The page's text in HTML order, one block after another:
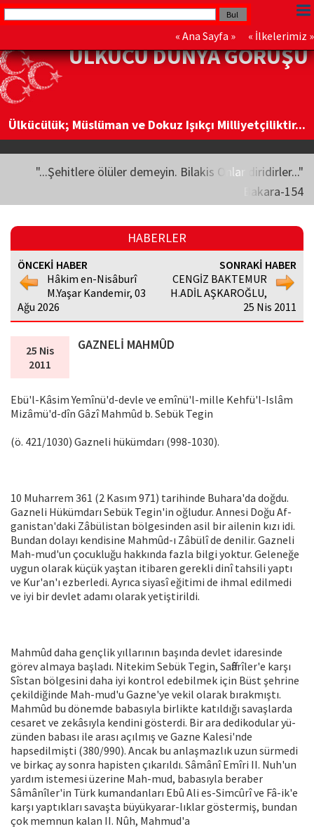
« Ana Sayfa » « İlkelerimiz »
ÜLKÜCÜ DÜNYA GÖRÜŞÜ
Ülkücülük; Müslüman ve Dokuz Işıkçı Milliyetçiliktir...
"...Şehitlere ölüler demeyin. Bilakis Onlar diridirler..."
Bakara-154
HABERLER
ÖNCEKİ HABER
Hâkim en-Nisâburî
M.Yaşar Kandemir, 03
Ağu 2026
SONRAKİ HABER
CENGİZ BAKTEMUR
H.ADİL AŞKAROĞLU,
25 Nis 2011
25 Nis
2011
GAZNELİ MAHMÛD
Ebü'l-Kâsim Yemînü'd-devle ve emînü'l-mille Kehfü'l-Islâm
Mizâmü'd-dîn Gâzî Mahmûd b. Sebük Tegin
(ö. 421/1030) Gazneli hükümdarı (998-1030).
10 Muharrem 361 (2 Kasım 971) tarihin­de Buhara'da doğdu.
Gazneli Hükümdarı Sebük Tegin'in oğludur. Annesi Doğu Af­
ganistan'daki Zâbülistan bölgesinden asil bir ailenin kızı idi.
Bundan dolayı kendisine Mahmûd-ı Zâbülî de denilir. Gazneli
Mah-mud'un çocukluğu hakkında fazla bilgi yoktur. Geleneğe
uygun olarak küçük yaş­tan itibaren gerekli dinî tahsili yaptı
ve Kur'an'ı ezberledi. Ayrıca siyasî eğitimi de ihmal edilmedi
ve iyi bir devlet adamı olarak yetiştirildi.
Mahmûd daha gençlik yıllarının başın­da devlet idaresinde
görev almaya başla­dı. Nitekim Sebük Tegin, Saffârîler'e karşı
Sîstan bölgesini daha iyi kontrol edebil­mek için Büst şehrine
çekildiğinde Mah-mud'u Gazne'ye vekil olarak bırakmıştı.
Mahmûd bu dönemde babasıyla birlikte katıldığı savaşlarda
cesaret ve zekâsıyla kendini gösterdi. Bir ara dedikodular yü­
zünden babası ile arası açılmış ve Gazne Kalesi'nde
hapsedilmişti (380/990). Ancak bu anlaşmazlık uzun sürmedi
ve birkaç ay sonra hapisten çıkarıldı. Sâmânî Emîri II. Nuh'un
yardım istemesi üzerine Mah-mud, babasıyla beraber
Sâmânîler'in Türk kumandanları Ebû Ali es-Simcûrî ve Fâ-ik'e
karşı yaptıkları savaşta büyükyarar-lıklar göstermiş, bundan
çok memnun kalan II. Nûh, Mahmud'a